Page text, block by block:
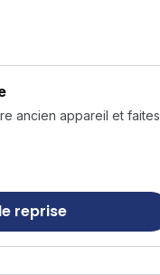
ancien appareil et faites
reprise